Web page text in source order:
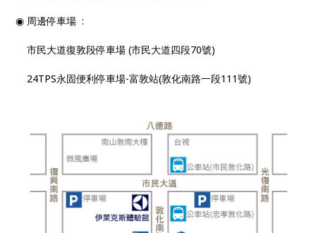
◉ 周邊停車場 :
市民大道復敦段停車場 (市民大道四段70號)
24TPS永固便利停車場-富敦站(敦化南路一段111號)